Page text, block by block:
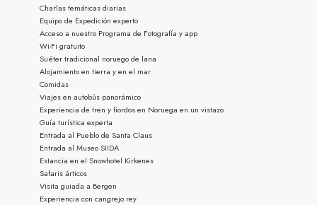
Charlas temáticas diarias
Equipo de Expedición experto
Acceso a nuestro Programa de Fotografía y app
Wi-Fi gratuito
Suéter tradicional noruego de lana
Alojamiento en tierra y en el mar
Comidas
Viajes en autobús panorámico
Experiencia de tren y fiordos en Noruega en un vistazo
Guía turística experta
Entrada al Pueblo de Santa Claus
Entrada al Museo SIIDA
Estancia en el Snowhotel Kirkenes
Safaris árticos
Visita guiada a Bergen
Experiencia con cangrejo rey